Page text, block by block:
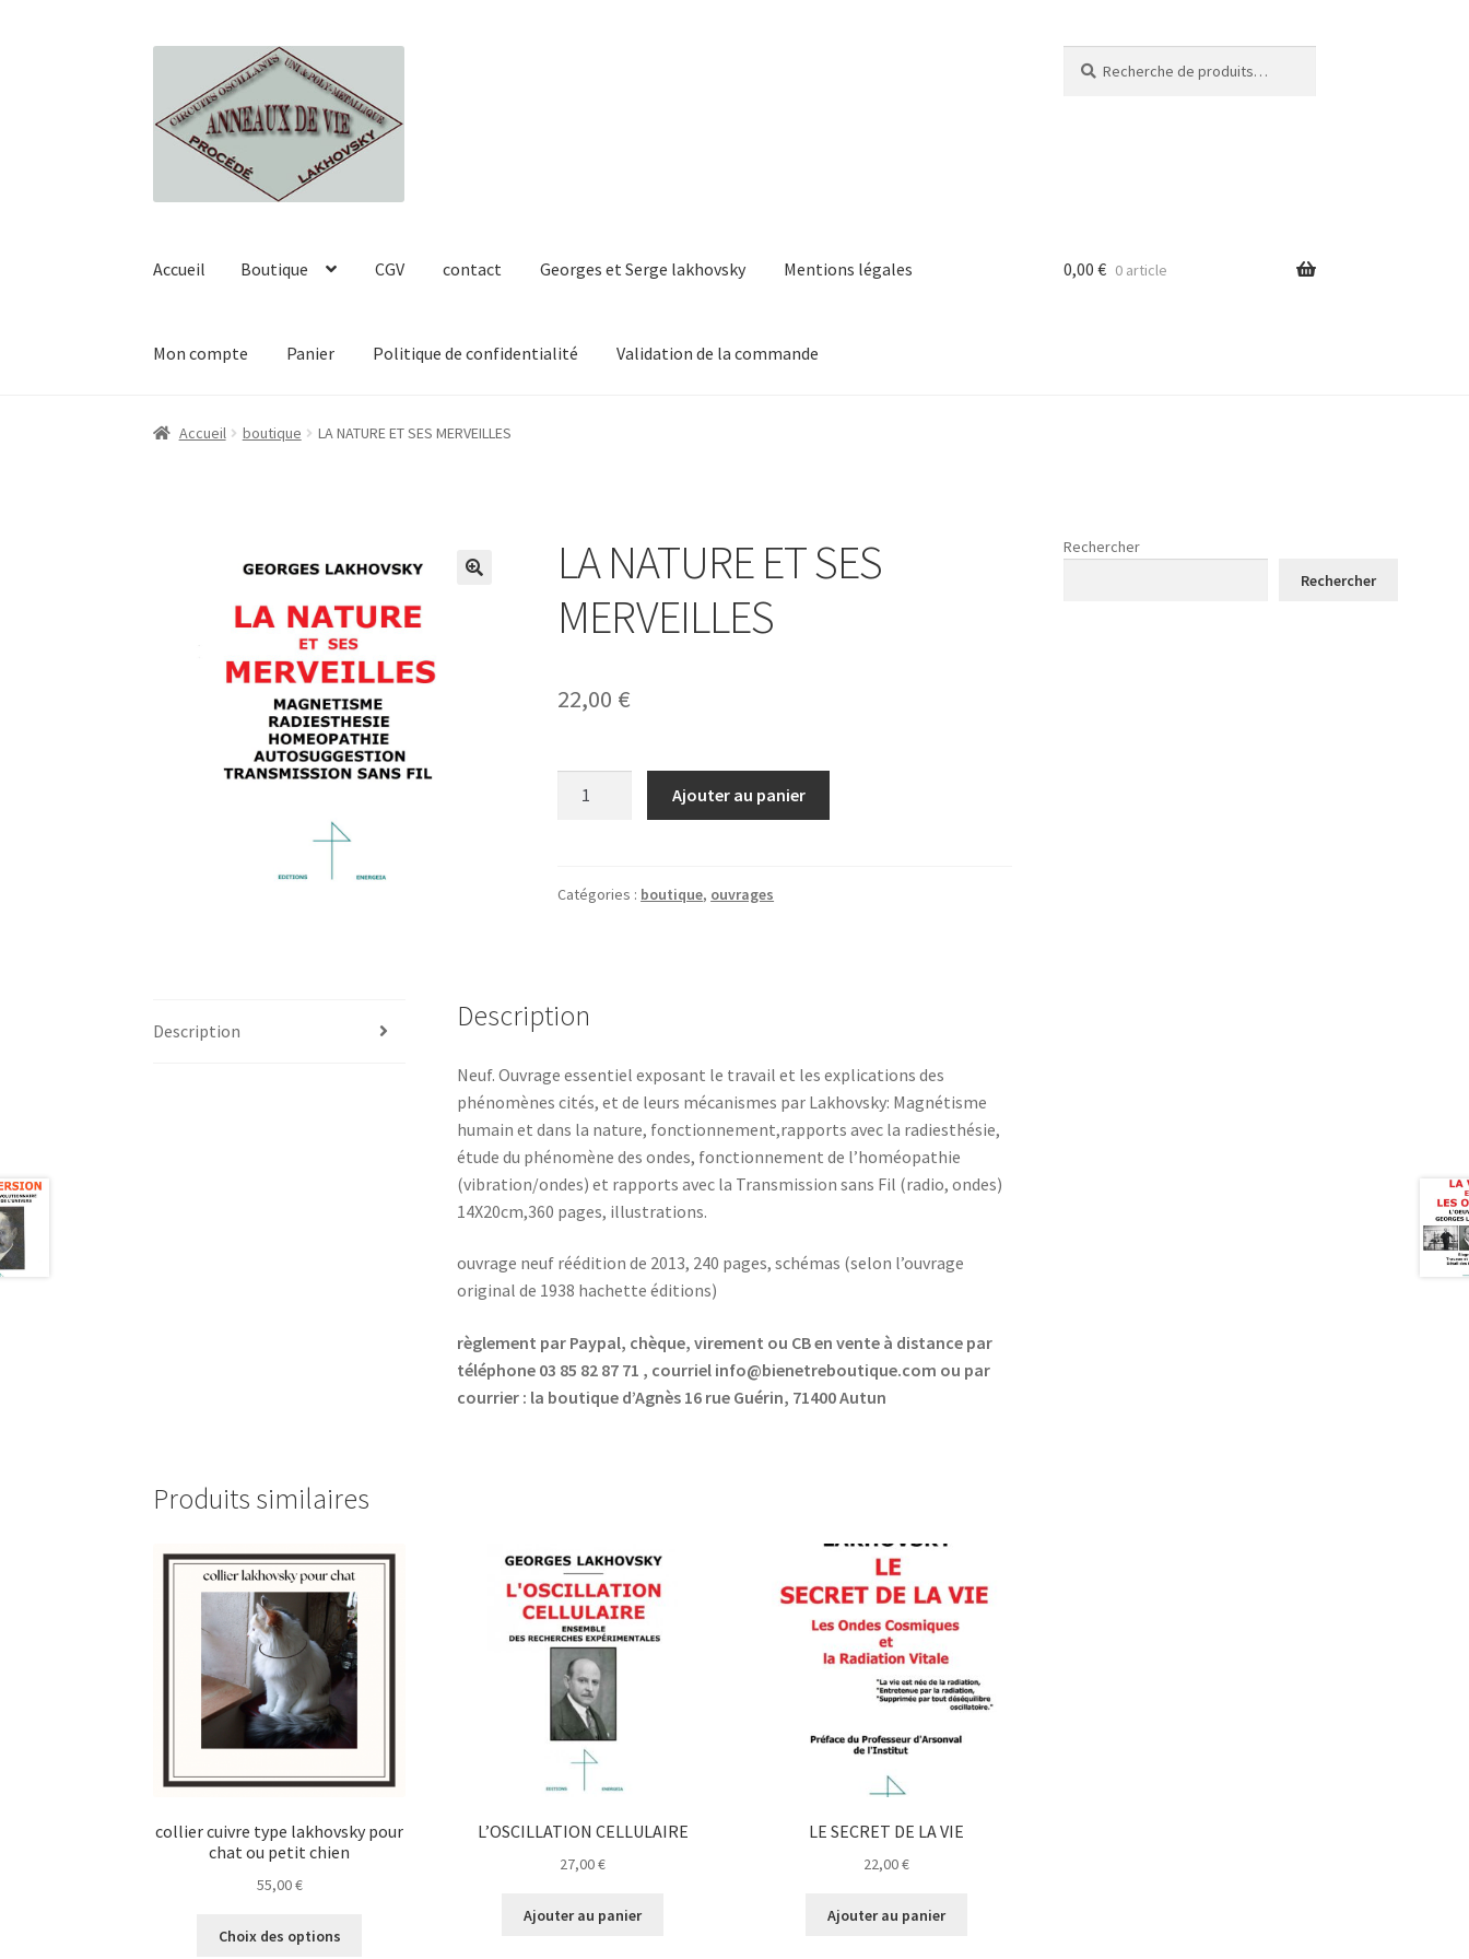
la
navigation
contenu
pour :
Accueil Boutique CGV contact Georges et Serge lakhovsky Mentions légales
Mon compte Panier Politique de confidentialité Validation de la commande
Accueil Boutique contactGeorges et Serge lakhovsky
0,00 € 0 article
Accueil boutique LA NATURE ET SES MERVEILLES
LA NATURE ET SES
MERVEILLES
22,00 €
ET
Ajouter au panier
Catégories : boutique, ouvrages
Description Description
Neuf. Ouvrage essentiel exposant le travail et les explications des
phénomènes cités, et de leurs mécanismes par Lakhovsky: Magnétisme
humain et dans la nature, fonctionnement,rapports avec la radiesthésie,
étude du phénomène des ondes, fonctionnement de l’homéopathie
(vibration/ondes) et rapports avec la Transmission sans Fil (radio, ondes)
14X20cm,360 pages, illustrations.
ouvrage neuf réédition de 2013, 240 pages, schémas (selon l’ouvrage
original de 1938 hachette éditions)
règlement par Paypal, chèque, virement ou CB en vente à distancepar
téléphone 03 85 82 87 71 , courriel info@bienetreboutique.com ou par
courrier : la boutique d’Agnès 16 rue Guérin, 71400 Autun
Produits similaires
collier cuivre type lakhovsky pour
chat ou petit chien
55,00€
Choix des options
L’OSCILLATION CELLULAIRE
27,00€
Ajouter au panier
LE SECRET DE LA VIE
22,00€
Ajouter au panier
Rechercher
Rechercher